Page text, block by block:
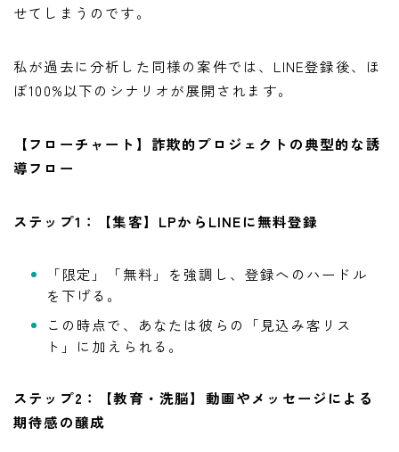
せてしまうのです。
私が過去に分析した同様の案件では、LINE登録後、ほ
ぼ100%以下のシナリオが展開されます。
【フローチャート】詐欺的プロジェクトの典型的な誘
導フロー
ステップ1：【集客】LPからLINEに無料登録
「限定」「無料」を強調し、登録へのハードル
を下げる。
この時点で、あなたは彼らの「見込み客リス
ト」に加えられる。
ステップ2：【教育・洗脳】動画やメッセージによる
期待感の醸成